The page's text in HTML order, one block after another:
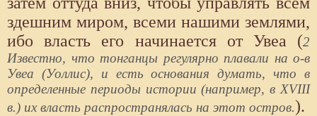
здешним миром, всеми нашими землями,
ибо власть его начинается от Увеа (2
Известно, что тонганцы регулярно плавали на о-в
Увеа (Уоллис), и есть основания думать, что в
определенные периоды истории (например, в XVIII
в.) их власть распространялась на этот остров.).